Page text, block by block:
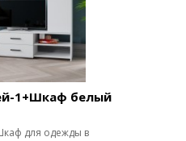
1+Шкаф белый
для одежды в